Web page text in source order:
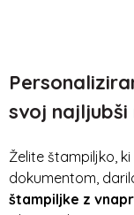
svoj najljubši
Želite štampiljko,
dokumentom,
štampiljke z